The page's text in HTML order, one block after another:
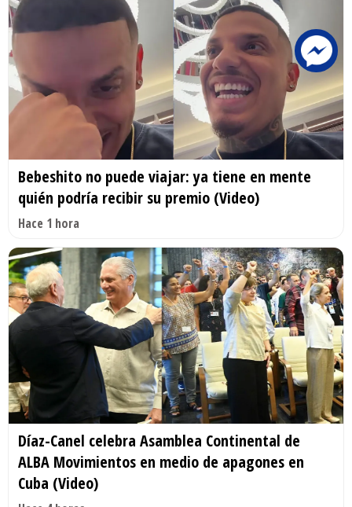
Bebeshito no puede viajar: ya tiene en mente
quién podría recibir su premio (Video)
Hace 1 hora
Díaz-Canel celebra Asamblea Continental de
ALBA Movimientos en medio de apagones en
Cuba (Video)